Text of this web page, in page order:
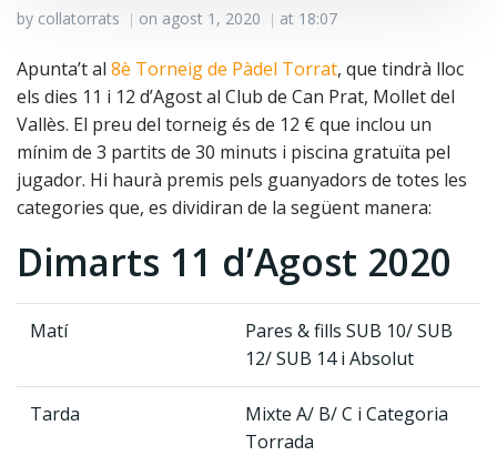
by collatorrats | on agost 1, 2020 | at 18:07
Apunta’t al 8è Torneig de Pàdel Torrat, que tindrà lloc
els dies 11 i 12 d’Agost al Club de Can Prat, Mollet del
Vallès. El preu del torneig és de 12 € que inclou un
mínim de 3 partits de 30 minuts i piscina gratuïta pel
jugador. Hi haurà premis pels guanyadors de totes les
categories que, es dividiran de la següent manera:
Dimarts 11 d’Agost 2020
Matí
Pares & fills SUB 10/ SUB
12/ SUB 14 i Absolut
Tarda
Mixte A/ B/ C i Categoria
Torrada